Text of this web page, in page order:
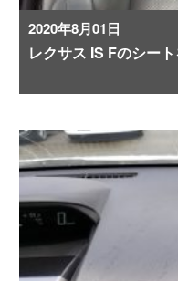
2020年8月01日
レクサス IS Fのシー